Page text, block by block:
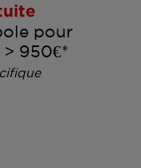
pour
950€*